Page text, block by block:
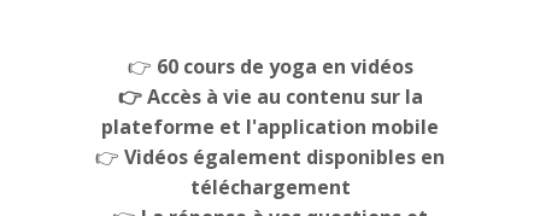
👉 60 cours de yoga en vidéos
👉Accès à vie au contenu sur la
plateforme et l'application mobile
👉 Vidéos également disponibles en
téléchargement